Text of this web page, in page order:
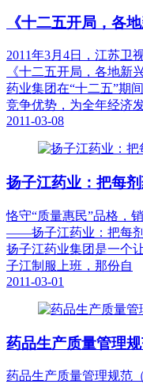
《十二五开局，各
2011年3月4日，江苏卫
《十二五开局，各地新
药业集团在“十二五”期
竞争优势，为全年经济
2011-03-08
扬子江药业：把每
恪守“质量惠民”品格，
——扬子江药业：把每剂
扬子江药业集团是一个
子江制服上班，那份自
2011-03-01
药品生产质量管理规
药品生产质量管理规范